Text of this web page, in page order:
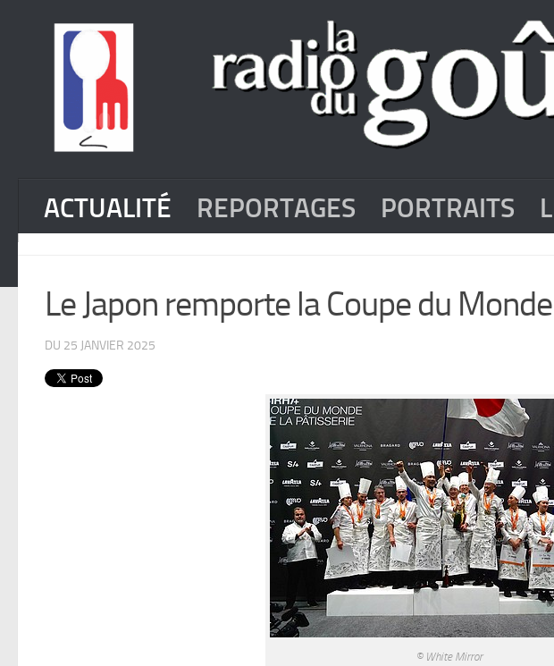
ACTUALITÉ REPORTAGES PORTRAITS
Le Japon remporte la Coupe du
DU 25 JANVIER 2025
© White Mirror